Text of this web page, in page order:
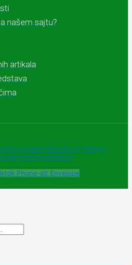
našem sajtu?
artikala
Apoteke "Belladonna" Trebinje |
designed by Webherzz
Phone-alt Envelope